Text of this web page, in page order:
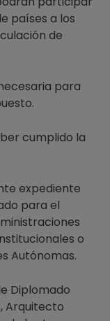
países a los
de
para
cumplido la
expediente
para el
o
Autónomas.
Diplomado
Arquitecto